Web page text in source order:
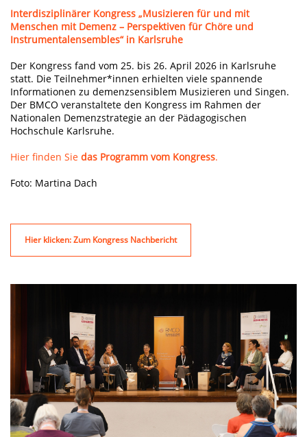
Interdisziplinärer Kongress „Musizieren für und mit
Menschen mit Demenz – Perspektiven für Chöre und
Instrumentalensembles“ in Karlsruhe
Der Kongress fand vom 25. bis 26. April 2026 in Karlsruhe
statt. Die Teilnehmer*innen erhielten viele spannende
Informationen zu demenzsensiblem Musizieren und Singen.
Der BMCO veranstaltete den Kongress im Rahmen der
Nationalen Demenzstrategie an der Pädagogischen
Hochschule Karlsruhe.
Hier finden Sie das Programm vom Kongress.
Foto: Martina Dach
Hier klicken: Zum Kongress Nachbericht